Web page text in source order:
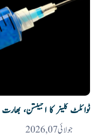
ٹوائلٹ کلینر کا انجیکشن،
جولائی 07, 2026